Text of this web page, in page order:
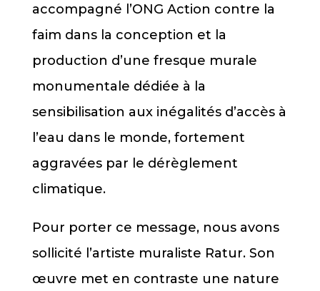
accompagné l’ONG Action contre la
faim dans la conception et la
production d’une fresque murale
monumentale dédiée à la
sensibilisation aux inégalités d’accès à
l’eau dans le monde, fortement
aggravées par le dérèglement
climatique.
Pour porter ce message, nous avons
sollicité l’artiste muraliste Ratur. Son
œuvre met en contraste une nature